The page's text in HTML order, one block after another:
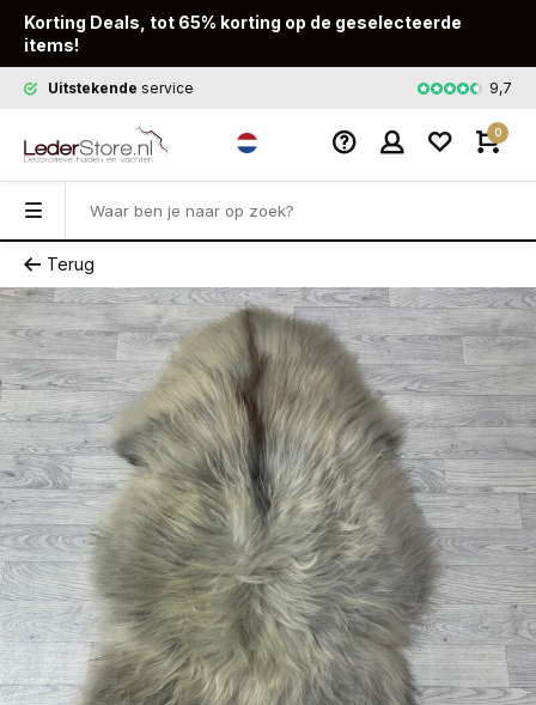
Korting Deals, tot 65% korting op de geselecteerde
items!
Uitstekende service Snelle9,7
0
Terug